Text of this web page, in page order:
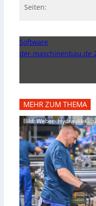
Seiten:
Software
der-maschinenbau.de
MEHR ZUM THEMA
Bild: Weber- Hydraulik